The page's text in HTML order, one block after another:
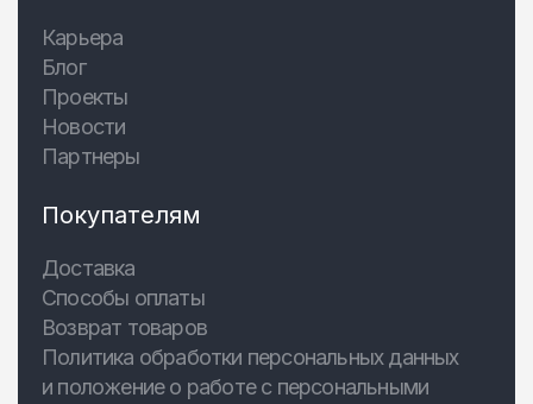
Карьера
Блог
Проекты
Новости
Партнеры
Покупателям
Доставка
Способы оплаты
Возврат товаров
Политика обработки персональных данных
и положение о работе с персональными